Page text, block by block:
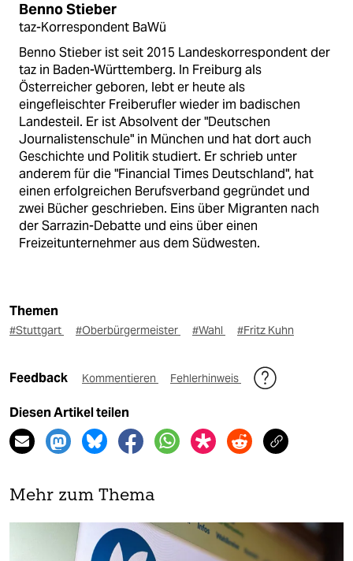
Benno Stieber
taz-Korrespondent BaWü
Benno Stieber ist seit 2015 Landeskorrespondent der
taz in Baden-Württemberg. In Freiburg als
Österreicher geboren, lebt er heute als
eingefleischter Freiberufler wieder im badischen
Landesteil. Er ist Absolvent der "Deutschen
Journalistenschule" in München und hat dort auch
Geschichte und Politik studiert. Er schrieb unter
anderem für die "Financial Times Deutschland", hat
einen erfolgreichen Berufsverband gegründet und
zwei Bücher geschrieben. Eins über Migranten nach
der Sarrazin-Debatte und eins über einen
Freizeitunternehmer aus dem Südwesten.
Themen
#Stuttgart #Oberbürgermeister #Wahl #Fritz Kuhn
Feedback Kommentieren Fehlerhinweis
Diesen Artikel teilen
Mehr zum Thema